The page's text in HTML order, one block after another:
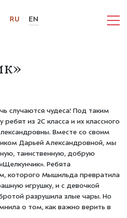
RU EN
случаются чудеса! Под таким
из 2С класса и их классного
Вместе со своим
Дарьей Александровной, мы
таинственную, добрую
Ребята
которого Мышильда превратила
игрушку, и с девочкой
разрушила злые чары. Но
о том, как важно верить в